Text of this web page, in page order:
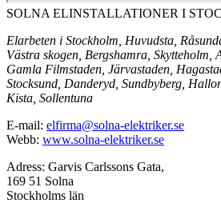
SOLNA ELINSTALLATIONER I
Elarbeten i Stockholm, Huvudsta,
Västra skogen, Bergshamra, Skytteholm,
Gamla Filmstaden, Järvastaden,
Stocksund, Danderyd, Sundbyberg,
Kista, Sollentuna
E-mail: elfirma@solna-elektriker.se
Webb: www.solna-elektriker.se
Adress: Garvis Carlssons Gata,
169 51 Solna
Stockholms län